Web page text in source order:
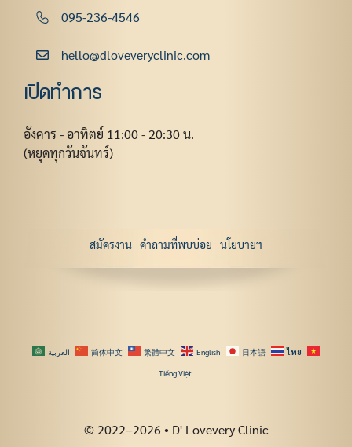
095-236-4546
hello@dloveveryclinic.com
เปิดทำการ
อังคาร - อาทิตย์ 11:00 - 20:30 น.
(หยุดทุกวันจันทร์)
สมัครงาน คำถามที่พบบ่อย นโยบายฯ
العربية 简体中文 繁體中文 English 日本語 ไทย
Tiếng Việt
© 2022–2026 • D' Lovevery Clinic